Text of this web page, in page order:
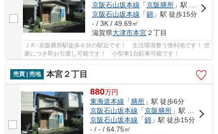
京阪石山坂本線 「京阪膳所 」駅 徒歩6分
京阪石山坂本線 「錦 」駅 徒歩15分
- / 3K / 49.69㎡
滋賀県大津市本宮２丁目
ＪＲ･京阪膳所駅徒歩６分の駅近です！ 生活環境整う便利地です！ 空
家につき即お引渡し可能です！ 小型車1台駐車可能です！
売買 | 売地 本宮２丁目
880万円
東海道本線 「膳所 」駅 徒歩6分
京阪石山坂本線 「京阪膳所 」駅 徒歩6分
京阪石山坂本線 「錦 」駅 徒歩15分
- / - / 64.75㎡